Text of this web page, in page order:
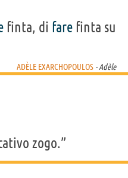
finta, di fare finta su
ADÈLE EXARCHOPOULOS - Adèle
zogo.”